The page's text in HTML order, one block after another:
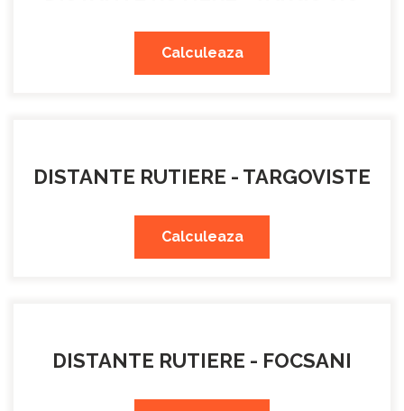
Calculeaza
DISTANTE RUTIERE - TARGOVISTE
Calculeaza
DISTANTE RUTIERE - FOCSANI